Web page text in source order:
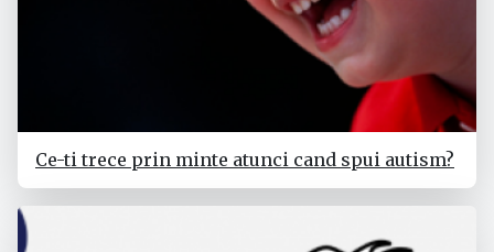
Ce-ti trece prin minte atunci cand spui autism?